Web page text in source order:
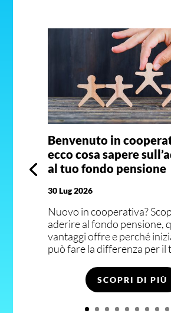
Benvenuto in
ecco cosa sapere
al tuo fondo pensione
30 Lug 2026
Nuovo in cooperativa?
aderire al fondo pensione,
vantaggi offre e perché
può fare la differenza per il
SCOPRI DI PIÙ